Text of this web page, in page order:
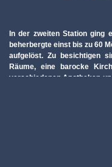
In der zweiten Station ging
beherbergte einst bis zu 60
aufgelöst. Zu besichtigen
Räume, eine barocke
verschiedenen Apotheken